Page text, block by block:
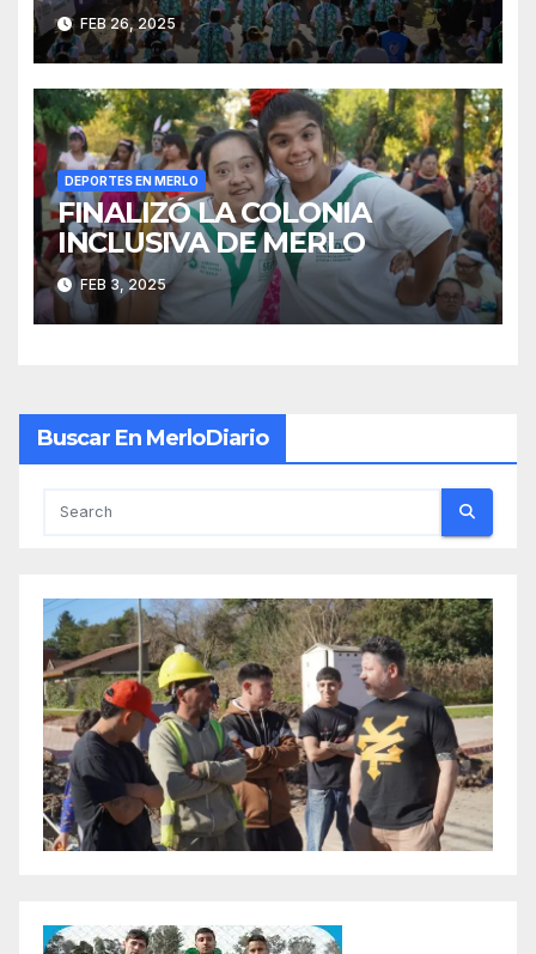
FEB 26, 2025
DEPORTES EN MERLO
FINALIZÓ LA COLONIA
INCLUSIVA DE MERLO
FEB 3, 2025
Buscar En MerloDiario